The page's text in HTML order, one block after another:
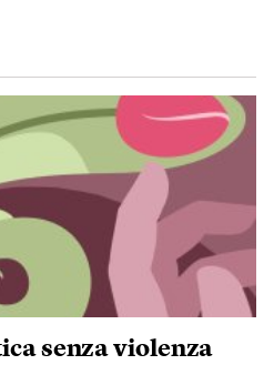
senza violenza